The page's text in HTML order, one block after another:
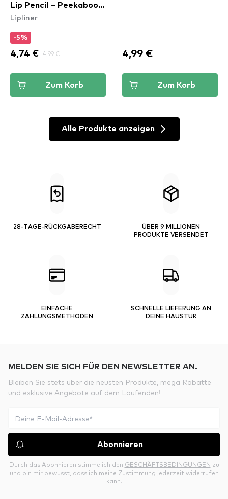
Lip Pencil – Peekaboo
Neutral (SPL860)
Lipliner
-5%
4,74 € 4,99 €
Zum Korb
4,99 €
Zum Korb
Alle Produkte anzeigen
28-TAGE-RÜCKGABERECHT
ÜBER 9 MILLIONEN
PRODUKTE VERSENDET
EINFACHE
ZAHLUNGSMETHODEN
SCHNELLE LIEFERUNG AN
DEINE HAUSTÜR
MELDEN SIE SICH FÜR DEN NEWSLETTER AN.
Bleiben Sie stets über die neusten Produkte, mega Rabatte
und exklusive Angebote auf dem Laufenden!
Abonnieren
Durch das Abonnieren stimme ich den GESCHÄFTSBEDINGUNGEN zu
und bin mir bewusst, dass ich meine Zustimmung jederzeit widerrufen
kann.